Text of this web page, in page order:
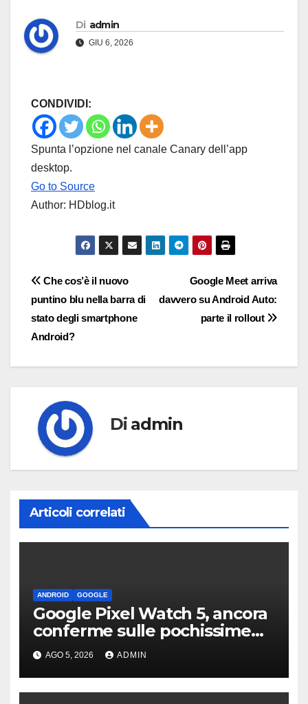
Di admin
GIU 6, 2026
CONDIVIDI:
Spunta l’opzione nel canale Canary dell’app
desktop.
Go to Source
Author: HDblog.it
Navigazione
articoli
Google Meet arriva
davvero su Android Auto:
parte il rollout
Che cos’è il nuovo
puntino blu nella barra di
stato degli smartphone
Android?
Di admin
Articoli correlati
ANDROID GOOGLE
Google Pixel Watch 5, ancora
conferme sulle pochissime
novità hardware
AGO 5, 2026 ADMIN